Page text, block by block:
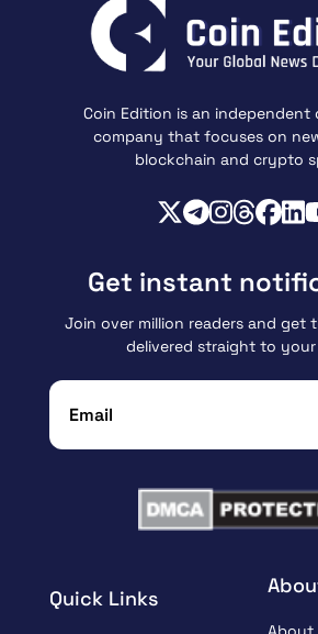
Coin Edition is an independent
company that focuses on
blockchain and crypto
Quick Links
Get instant
Join over million readers and get
delivered straight to